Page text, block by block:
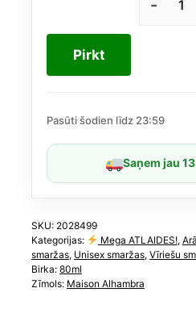
34,93 €.
22,83 €.
Pirkt
Pasūti šodien līdz 23:59
Saņem jau
SKU: 2028499
Kategorijas:
Mega ATLAIDES!,
smaržas, Unisex smaržas, Vīriešu
Birka: 80ml
Zīmols: Maison Alhambra